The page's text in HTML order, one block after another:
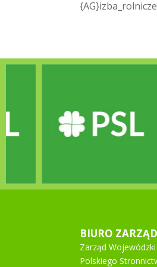
BIURO
Zarząd Wojewódzki
Polskiego